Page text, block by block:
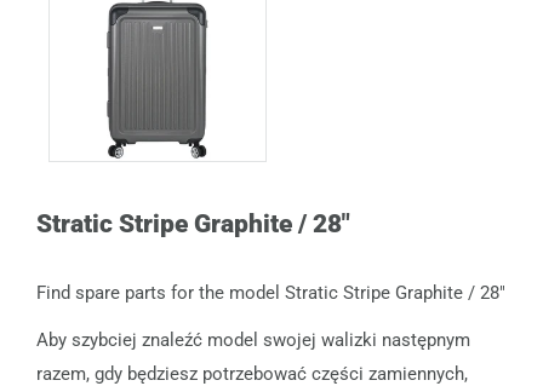
Stratic Stripe Graphite / 28"
Find spare parts for the model Stratic Stripe Graphite / 28"
Aby szybciej znaleźć model swojej walizki następnym
razem, gdy będziesz potrzebować części zamiennych,